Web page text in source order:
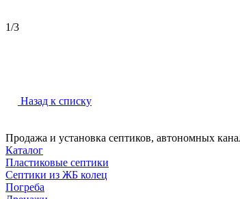
1/3
Назад к списку
Продажа и установка септиков, автономных
Каталог
Пластиковые септики
Септики из ЖБ колец
Погреба